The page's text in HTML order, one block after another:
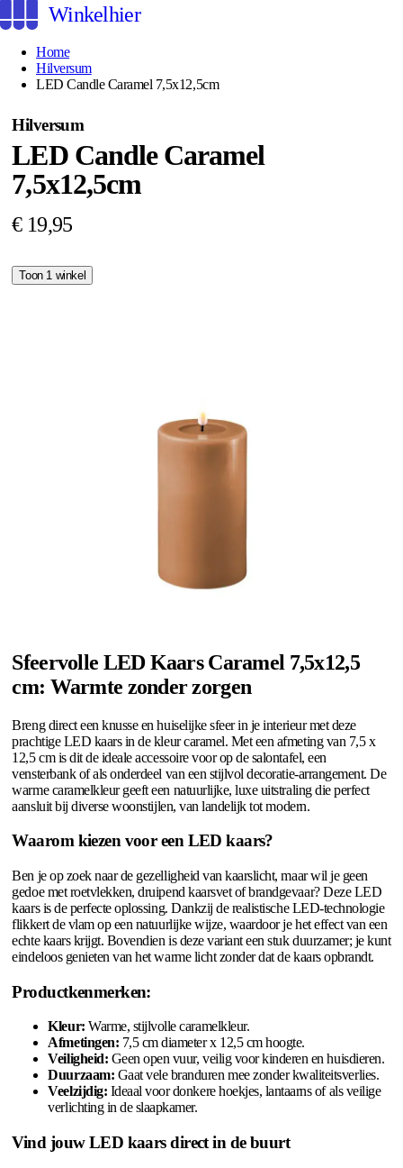
Winkelhier
Home
Hilversum
LED Candle Caramel 7,5x12,5cm
Hilversum
LED Candle Caramel
7,5x12,5cm
€ 19,95
Toon 1 winkel
Sfeervolle LED Kaars Caramel 7,5x12,5
cm: Warmte zonder zorgen
Breng direct een knusse en huiselijke sfeer in je interieur met deze
prachtige LED kaars in de kleur caramel. Met een afmeting van 7,5 x
12,5 cm is dit de ideale accessoire voor op de salontafel, een
vensterbank of als onderdeel van een stijlvol decoratie-arrangement. De
warme caramelkleur geeft een natuurlijke, luxe uitstraling die perfect
aansluit bij diverse woonstijlen, van landelijk tot modern.
Waarom kiezen voor een LED kaars?
Ben je op zoek naar de gezelligheid van kaarslicht, maar wil je geen
gedoe met roetvlekken, druipend kaarsvet of brandgevaar? Deze LED
kaars is de perfecte oplossing. Dankzij de realistische LED-technologie
flikkert de vlam op een natuurlijke wijze, waardoor je het effect van een
echte kaars krijgt. Bovendien is deze variant een stuk duurzamer; je kunt
eindeloos genieten van het warme licht zonder dat de kaars opbrandt.
Productkenmerken:
Kleur: Warme, stijlvolle caramelkleur.
Afmetingen: 7,5 cm diameter x 12,5 cm hoogte.
Veiligheid: Geen open vuur, veilig voor kinderen en huisdieren.
Duurzaam: Gaat vele branduren mee zonder kwaliteitsverlies.
Veelzijdig: Ideaal voor donkere hoekjes, lantaarns of als veilige
verlichting in de slaapkamer.
Vind jouw LED kaars direct in de buurt